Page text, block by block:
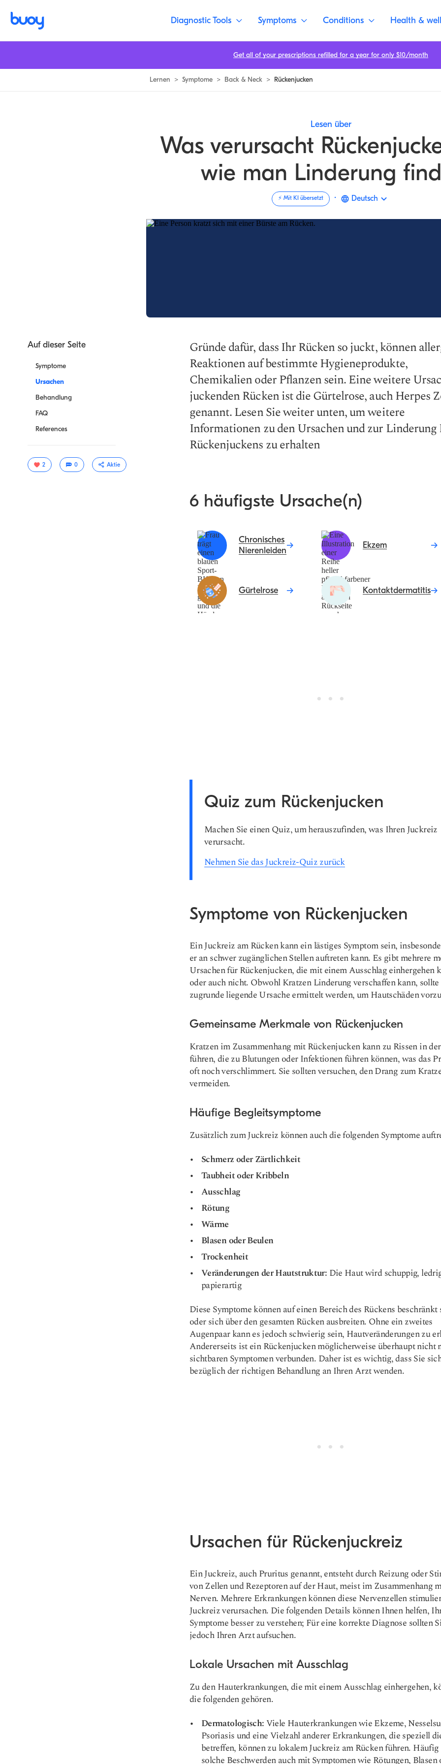
Diagnostic Tools Symptoms Conditions Health &
Lernen > Symptome > Back & Neck > Rückenjucken
Lesen über
Was verursacht
wie man Linderung
⚡️ Mit KI übersetzt · Deutsch
Auf dieser Seite
Symptome
Ursachen
Behandlung
FAQ
References
2 0 Aktie
Gründe dafür, dass Ihr Rücken so juckt, können
Reaktionen auf bestimmte Hygieneprodukte,
Chemikalien oder Pflanzen sein. Eine weitere
juckenden Rücken ist die Gürtelrose, auch Herpes
genannt. Lesen Sie weiter unten, um weitere
Informationen zu den Ursachen und zur Linderung
Rückenjuckens zu erhalten
6 häufigste Ursache(n)
Chronisches
Nierenleiden
Ekzem
Gürtelrose Kontaktdermatitis
Quiz zum Rückenjucken
Machen Sie einen Quiz, um herauszufinden, was Ihren Juckreiz
verursacht.
Nehmen Sie das Juckreiz-Quiz zurück
Symptome von Rückenjucken
Ein Juckreiz am Rücken kann ein lästiges Symptom sein,
er an schwer zugänglichen Stellen auftreten kann. Es gibt mehrere
Ursachen für Rückenjucken, die mit einem Ausschlag einhergehen
oder auch nicht. Obwohl Kratzen Linderung verschaffen kann,
zugrunde liegende Ursache ermittelt werden, um Hautschäden
Gemeinsame Merkmale von Rückenjucken
Kratzen im Zusammenhang mit Rückenjucken kann zu Rissen in
führen, die zu Blutungen oder Infektionen führen können, was das
oft noch verschlimmert. Sie sollten versuchen, den Drang zum
vermeiden.
Häufige Begleitsymptome
Zusätzlich zum Juckreiz können auch die folgenden Symptome
Schmerz oder Zärtlichkeit
Taubheit oder Kribbeln
Ausschlag
Rötung
Wärme
Blasen oder Beulen
Trockenheit
Veränderungen der Hautstruktur: Die Haut wird schuppig,
papierartig
Diese Symptome können auf einen Bereich des Rückens beschränkt
oder sich über den gesamten Rücken ausbreiten. Ohne ein zweites
Augenpaar kann es jedoch schwierig sein, Hautveränderungen zu
Andererseits ist ein Rückenjucken möglicherweise überhaupt nicht
sichtbaren Symptomen verbunden. Daher ist es wichtig, dass Sie
bezüglich der richtigen Behandlung an Ihren Arzt wenden.
Ursachen für Rückenjuckreiz
Ein Juckreiz, auch Pruritus genannt, entsteht durch Reizung oder
von Zellen und Rezeptoren auf der Haut, meist im Zusammenhang
Nerven. Mehrere Erkrankungen können diese Nervenzellen
Juckreiz verursachen. Die folgenden Details können Ihnen helfen,
Symptome besser zu verstehen; Für eine korrekte Diagnose sollten
jedoch Ihren Arzt aufsuchen.
Lokale Ursachen mit Ausschlag
Zu den Hauterkrankungen, die mit einem Ausschlag einhergehen,
die folgenden gehören.
Dermatologisch:Viele Hauterkrankungen wie Ekzeme,
Psoriasis und eine Vielzahl anderer Erkrankungen, die speziell
betreffen, können zu lokalem Juckreiz am Rücken führen. Häufig
solche Beschwerden auch mit Symptomen wie Rötungen, Blasen
Get all of your prescriptions refilled for a year for only $10/month